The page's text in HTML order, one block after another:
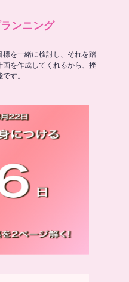
ンニング
を一緒に検討し、それを踏
画を作成してくれるから、挫
す。